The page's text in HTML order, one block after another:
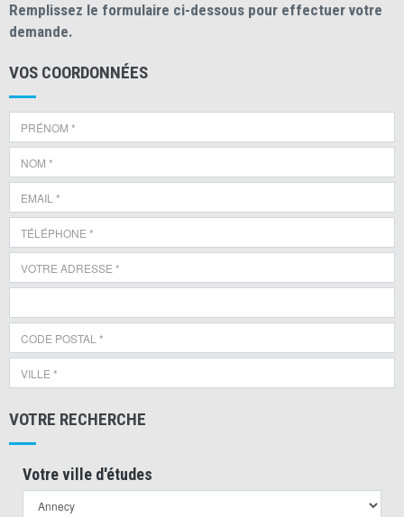
Remplissez le formulaire ci-dessous pour effectuer votre
demande.
VOS COORDONNÉES
VOTRE RECHERCHE
Votre ville d'études